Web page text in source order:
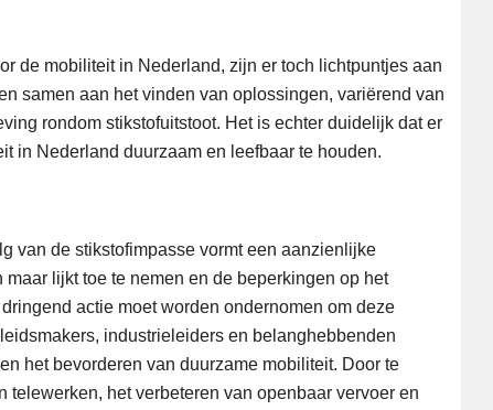
de mobiliteit in Nederland, zijn er toch lichtpuntjes aan
samen aan het vinden van oplossingen, variërend van
rondom stikstofuitstoot. Het is echter duidelijk dat er
in Nederland duurzaam en leefbaar te houden.
van de stikstofimpasse vormt een aanzienlijke
lijkt toe te nemen en de beperkingen op het
actie moet worden ondernomen om deze
industrieleiders en belanghebbenden
het bevorderen van duurzame mobiliteit. Door te
het verbeteren van openbaar vervoer en